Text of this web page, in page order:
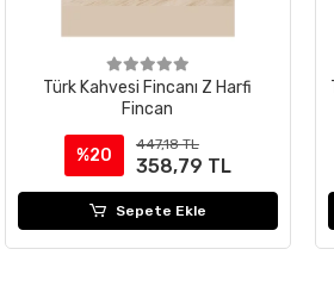
Türk Kahvesi Fincanı Z Harfi
Fincan
%20
447,18 TL
358,79 TL
Sepete Ekle